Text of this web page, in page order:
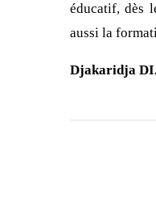
éducatif, dès
aussi la
Djakaridja